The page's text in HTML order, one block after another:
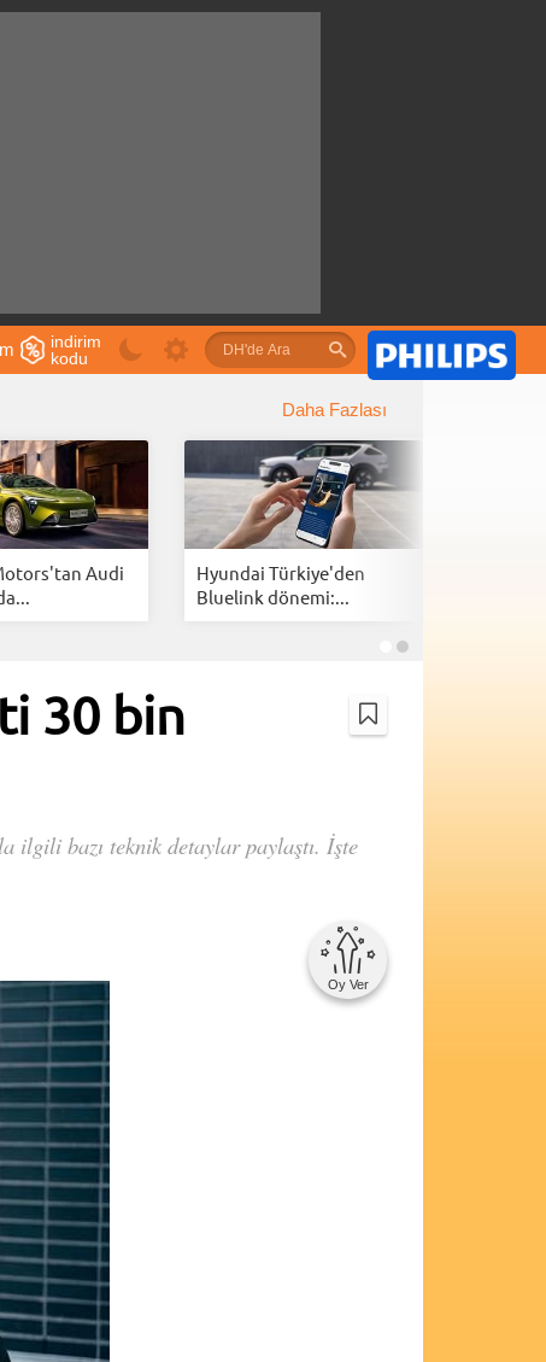
indirim
kodu
Daha Fazlası
Audi
Hyundai Türkiye'den
Bluelink dönemi:...
30 bin
ilgili bazı teknik detaylar paylaştı. İşte
Oy Ver